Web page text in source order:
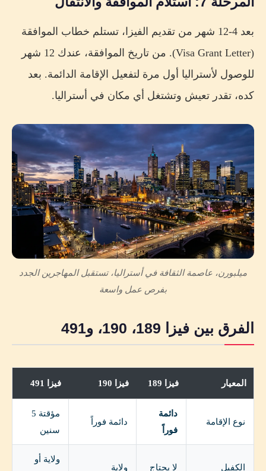
بعد 4-12 شهر من تقديم الفيزا، تستلم خطاب الموافقة
(Visa Grant Letter). من تاريخ الموافقة، عندك 12 شهر
للوصول لأستراليا أول مرة لتفعيل الإقامة الدائمة. بعد
كده، تقدر تعيش وتشتغل أي مكان في أستراليا.
ميلبورن، عاصمة الثقافة في أستراليا، تستقبل المهاجرين الجدد
بفرص عمل واسعة
الفرق بين فيزا 189، 190، و491
المعيار فيزا 189 فيزا 190 فيزا 491
نوع الإقامة
دائمة
فوراً
دائمة فوراً
مؤقتة 5
سنين
الكفيل لا يحتاج ولاية
ولاية أو